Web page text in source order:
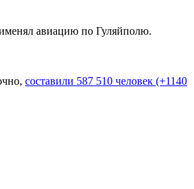
авиацию по Гуляйполю.
составили 587 510 человек (+1140